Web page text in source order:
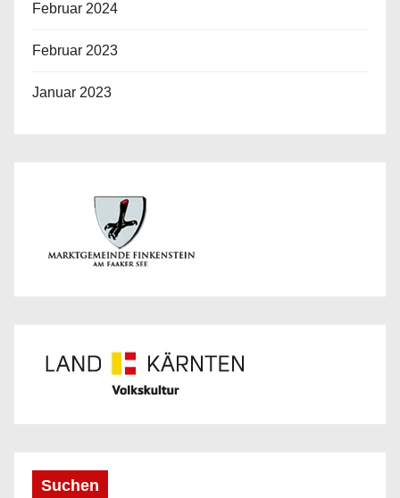
Februar 2024
Februar 2023
Januar 2023
Suchen